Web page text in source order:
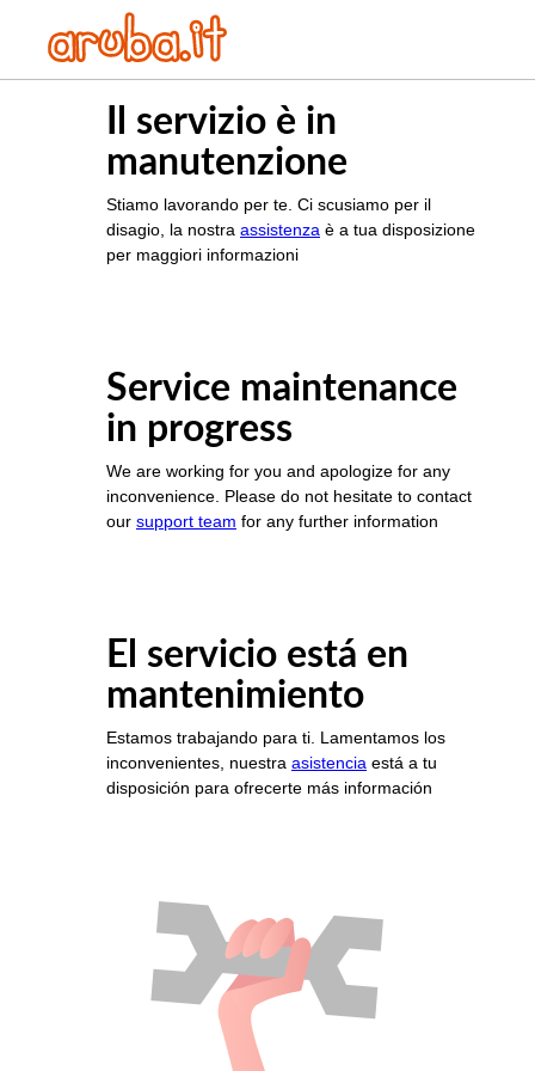
Il servizio è in
manutenzione
Stiamo lavorando per te. Ci scusiamo per il
disagio, la nostra assistenza è a tua disposizione
per maggiori informazioni
Service maintenance
in progress
We are working for you and apologize for any
inconvenience. Please do not hesitate to contact
our support team for any further information
El servicio está en
mantenimiento
Estamos trabajando para ti. Lamentamos los
inconvenientes, nuestra asistencia está a tu
disposición para ofrecerte más información